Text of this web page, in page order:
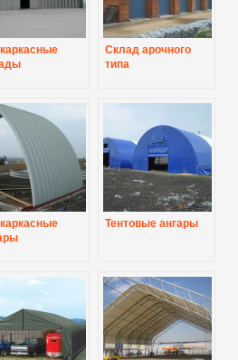
Склад арочного
типа
Тентовые ангары